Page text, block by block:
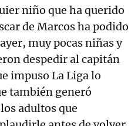
niño que ha querido
de Marcos ha podido
muy pocas niñas y
despedir al capitán
impuso La Liga lo
también generó
adultos que